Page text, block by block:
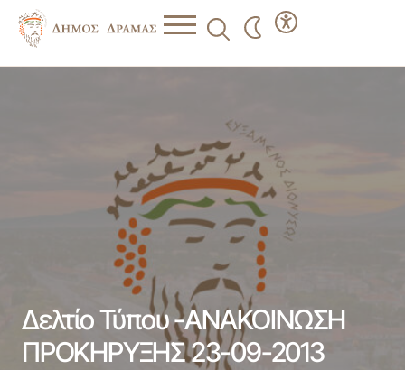
Δελτίο Τύπου -ΑΝΑΚΟΙΝΩΣΗ
ΠΡΟΚΗΡΥΞΗΣ 23-09-2013